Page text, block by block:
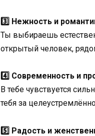
3️⃣ Нежность и
Ты выбираешь
открытый человек,
4️⃣ Современность и
В тебе чувствуется
тебя за
5️⃣ Радость и